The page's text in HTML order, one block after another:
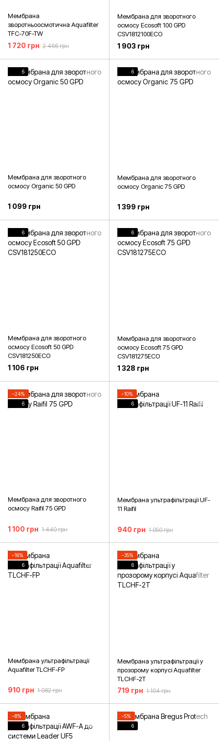
Мембрана
зворотньоосмотична Aquafilter
TFC-70F-TW
1 720 грн 2 466 грн
Мембрана для зворотного
осмосу Ecosoft 100 GPD
CSV1812100ECO
1 903 грн
6
Мембрана для зворотного
осмосу Organic 50 GPD
1 099 грн
6
Мембрана для зворотного
осмосу Organic 75 GPD
1 399 грн
6
Мембрана для зворотного
осмосу Ecosoft 50 GPD
CSV181250ECO
1 106 грн
6
Мембрана для зворотного
осмосу Ecosoft 75 GPD
CSV181275ECO
1 328 грн
−24%
6
Мембрана для зворотного
осмосу Raifil 75 GPD
1 100 грн 1 440 грн
−10%
6
Мембрана ультрафільтрації UF-
11 Raifil
940 грн 1 050 грн
−16%
6
Мембрана ультрафільтрації
Aquafilter TLCHF-FP
910 грн 1 082 грн
−35%
6
Мембрана ультрафільтрації у
прозорому корпусі Aquafilter
TLCHF-2T
719 грн 1 104 грн
−8%
6
−5%
6